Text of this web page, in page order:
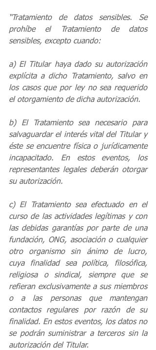
“Tratamiento de datos sensibles. Se
prohíbe el Tratamiento de datos
sensibles, excepto cuando:
a) El Titular haya dado su autorización
explícita a dicho Tratamiento, salvo en
los casos que por ley no sea requerido
el otorgamiento de dicha autorización.
b) El Tratamiento sea necesario para
salvaguardar el interés vital del Titular y
éste se encuentre física o jurídicamente
incapacitado. En estos eventos, los
representantes legales deberán otorgar
su autorización.
c) El Tratamiento sea efectuado en el
curso de las actividades legítimas y con
las debidas garantías por parte de una
fundación, ONG, asociación o cualquier
otro organismo sin ánimo de lucro,
cuya finalidad sea política, filosófica,
religiosa o sindical, siempre que se
refieran exclusivamente a sus miembros
o a las personas que mantengan
contactos regulares por razón de su
finalidad. En estos eventos, los datos no
se podrán suministrar a terceros sin la
autorización del Titular.